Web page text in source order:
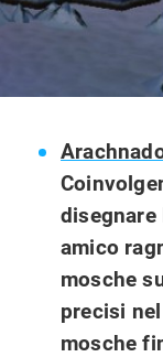
disegnare
amico
mosche
precisi
mosche